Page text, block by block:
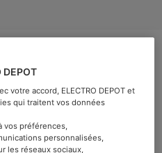
vous
DEPOT
votre accord, ELECTRO DEPOT et
qui traitent vos données
vos préférences,
personnalisées,
les réseaux sociaux,